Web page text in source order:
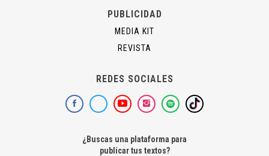
PUBLICIDAD
MEDIA KIT
REVISTA
REDES SOCIALES
¿Buscas una plataforma para
publicar tus textos?